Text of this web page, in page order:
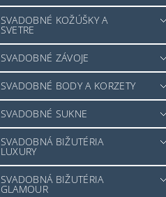
SVADOBNÉ KOŽÚŠKY A
SVETRE
SVADOBNÉ ZÁVOJE
SVADOBNÉ BODY A KORZETY
SVADOBNÉ SUKNE
SVADOBNÁ BIŽUTÉRIA
LUXURY
SVADOBNÁ BIŽUTÉRIA
GLAMOUR